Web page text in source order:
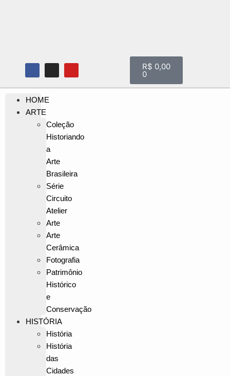
R$ 0,00
0
HOME
ARTE
Coleção
Historiando
a
Arte
Brasileira
Série
Circuito
Atelier
Arte
Arte
Cerâmica
Fotografia
Patrimônio
Histórico
e
Conservação
HISTÓRIA
História
História
das
Cidades